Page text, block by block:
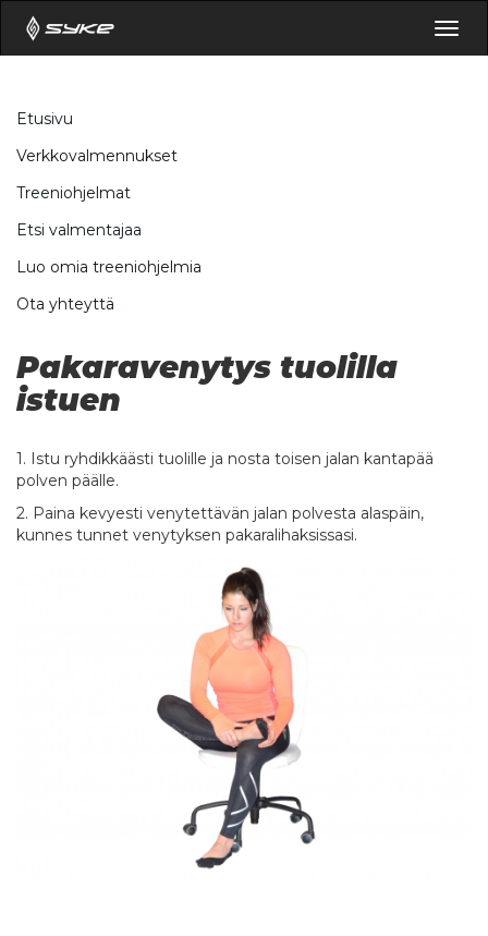
Etusivu
Verkkovalmennukset
Treeniohjelmat
Etsi valmentajaa
Luo omia treeniohjelmia
Ota yhteyttä
Pakaravenytys tuolilla
istuen
1. Istu ryhdikkäästi tuolille ja nosta toisen jalan kantapää
polven päälle.
2. Paina kevyesti venytettävän jalan polvesta alaspäin,
kunnes tunnet venytyksen pakaralihaksissasi.